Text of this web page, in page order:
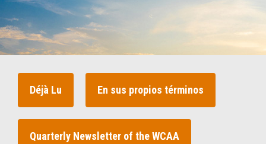
Déjà Lu En sus propios términos
Quarterly Newsletter of the WCAA